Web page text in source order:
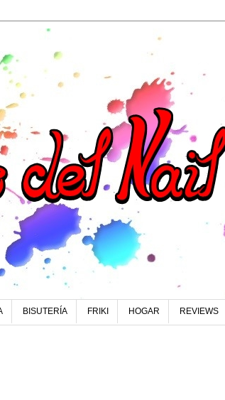
BISUTERÍA FRIKI HOGAR REVIEWS